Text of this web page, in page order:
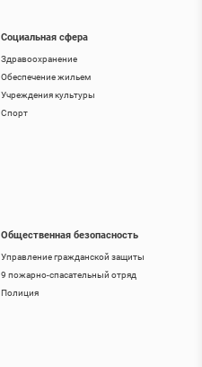
Социальная сфера
Здравоохранение
Обеспечение жильем
Учреждения культуры
Спорт
Общественная безопасность
Управление гражданской защиты
9 пожарно-спасательный отряд
Полиция